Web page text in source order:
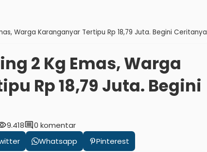
Warga Karanganyar Tertipu Rp 18,79 Juta. Begini Ceritanya
2 Kg Emas, Warga
Rp 18,79 Juta. Begini
9.418comment0 komentar
Whatsapp Pinterest